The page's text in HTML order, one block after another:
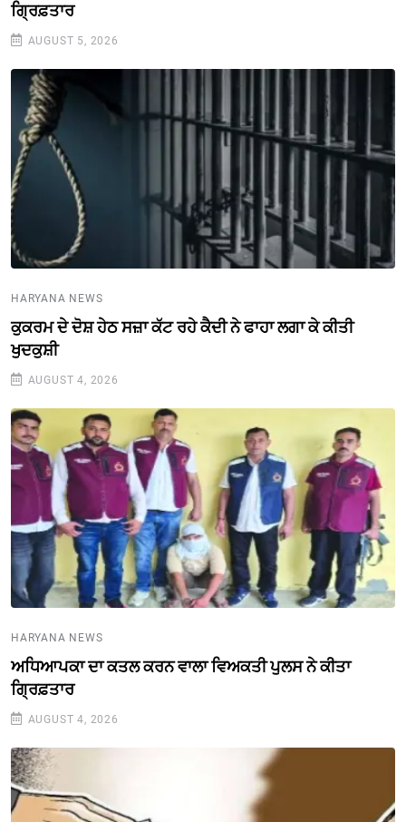
ਗ੍ਰਿਫ਼ਤਾਰ
AUGUST 5, 2026
HARYANA NEWS
ਕੁਕਰਮ ਦੇ ਦੋਸ਼ ਹੇਠ ਸਜ਼ਾ ਕੱਟ ਰਹੇ ਕੈਦੀ ਨੇ ਫਾਹਾ ਲਗਾ ਕੇ ਕੀਤੀ
ਖੁਦਕੁਸ਼ੀ
AUGUST 4, 2026
HARYANA NEWS
ਅਧਿਆਪਕਾ ਦਾ ਕਤਲ ਕਰਨ ਵਾਲਾ ਵਿਅਕਤੀ ਪੁਲਸ ਨੇ ਕੀਤਾ
ਗ੍ਰਿਫ਼ਤਾਰ
AUGUST 4, 2026